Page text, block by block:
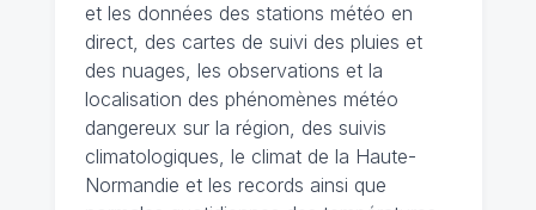
et les données des stations météo en
direct, des cartes de suivi des pluies et
des nuages, les observations et la
localisation des phénomènes météo
dangereux sur la région, des suivis
climatologiques, le climat de la Haute-
Normandie et les records ainsi que